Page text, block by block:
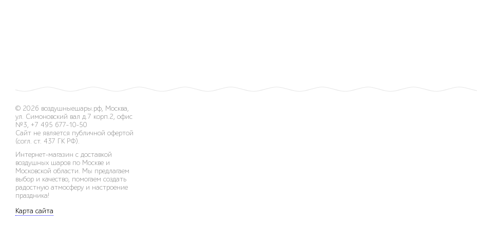
© 2026 воздушныешары.рф, Москва,
ул. Симоновский вал д.7 корп.2, офис
№3, +7 495 677-10-50
Сайт не является публичной офертой
(согл. ст. 437 ГК РФ).
Интернет-магазин с доставкой
воздушных шаров по Москве и
Московской области. Мы предлагаем
выбор и качество, помогаем создать
радостную атмосферу и настроение
праздника!
Карта сайта